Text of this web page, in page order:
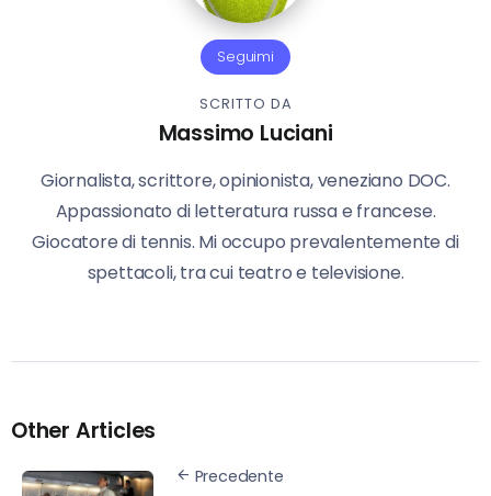
Seguimi
SCRITTO DA
Massimo Luciani
Giornalista, scrittore, opinionista, veneziano DOC.
Appassionato di letteratura russa e francese.
Giocatore di tennis. Mi occupo prevalentemente di
spettacoli, tra cui teatro e televisione.
Other Articles
Precedente